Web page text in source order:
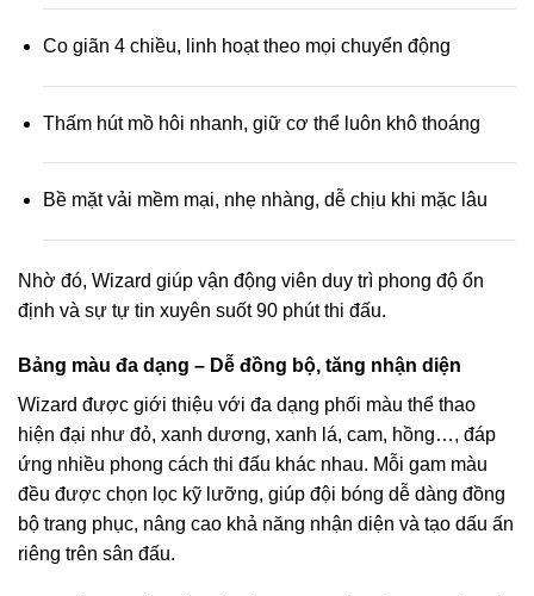
Co giãn 4 chiều, linh hoạt theo mọi chuyển động
Thấm hút mồ hôi nhanh, giữ cơ thể luôn khô thoáng
Bề mặt vải mềm mại, nhẹ nhàng, dễ chịu khi mặc lâu
Nhờ đó, Wizard giúp vận động viên duy trì phong độ ổn
định và sự tự tin xuyên suốt 90 phút thi đấu.
Bảng màu đa dạng – Dễ đồng bộ, tăng nhận diện
Wizard được giới thiệu với đa dạng phối màu thể thao
hiện đại như đỏ, xanh dương, xanh lá, cam, hồng…, đáp
ứng nhiều phong cách thi đấu khác nhau. Mỗi gam màu
đều được chọn lọc kỹ lưỡng, giúp đội bóng dễ dàng đồng
bộ trang phục, nâng cao khả năng nhận diện và tạo dấu ấn
riêng trên sân đấu.